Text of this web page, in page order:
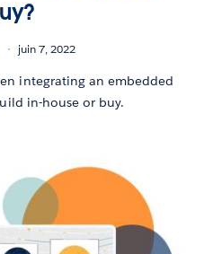
juin 7, 2022
integrating an embedded
in-house or buy.